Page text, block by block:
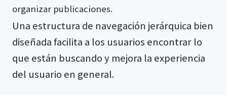
organizar publicaciones.
Una estructura de navegación jerárquica bien
diseñada facilita a los usuarios encontrar lo
que están buscando y mejora la experiencia
del usuario en general.